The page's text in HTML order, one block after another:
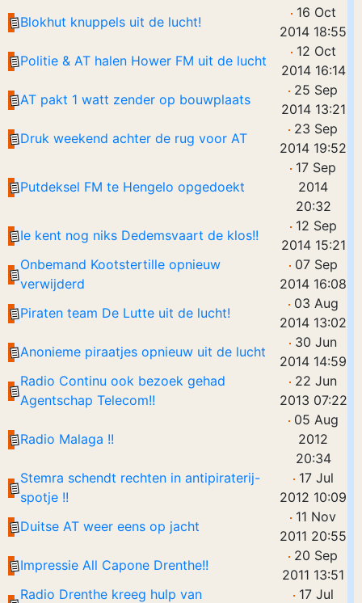
Blokhut knuppels uit de lucht!
16 Oct
2014 18:55
Politie & AT halen Hower FM uit de lucht
12 Oct
2014 16:14
AT pakt 1 watt zender op bouwplaats
25 Sep
2014 13:21
Druk weekend achter de rug voor AT
23 Sep
2014 19:52
Putdeksel FM te Hengelo opgedoekt
17 Sep
2014
20:32
Ie kent nog niks Dedemsvaart de klos!!
12 Sep
2014 15:21
Onbemand Kootstertille opnieuw
verwijderd
07 Sep
2014 16:08
Piraten team De Lutte uit de lucht!
03 Aug
2014 13:02
Anonieme piraatjes opnieuw uit de lucht
30 Jun
2014 14:59
Radio Continu ook bezoek gehad
Agentschap Telecom!!
22 Jun
2013 07:22
Radio Malaga !!
05 Aug
2012
20:34
Stemra schendt rechten in antipiraterij-
spotje !!
17 Jul
2012 10:09
Duitse AT weer eens op jacht
11 Nov
2011 20:55
Impressie All Capone Drenthe!!
20 Sep
2011 13:51
Radio Drenthe kreeg hulp van
17 Jul